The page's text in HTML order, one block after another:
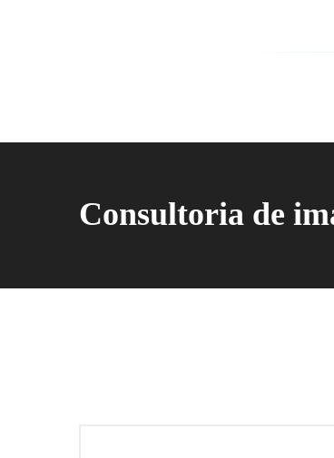
Consultoria de